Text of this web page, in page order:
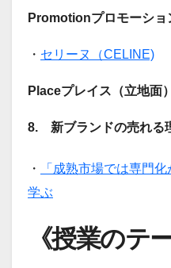
Promotionプロモーショ
・ セリーヌ（CELINE)
Placeプレイス（立地面）
8. 新ブランドの売れる
・
「成熟市場では専門
学ぶ
《授業のテ